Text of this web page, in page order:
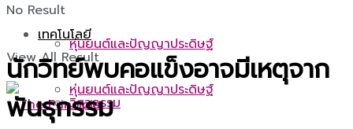
หุ่นยนต์และปัญญาประดิษฐ์
วิศวกรรม
เทคโนโลยี
หุ่นยนต์และปัญญาประดิษฐ์
No Result
View All Result
นักวิทย์พบคอแข็งอาจมีเหตุจาก
พันธุกรรม